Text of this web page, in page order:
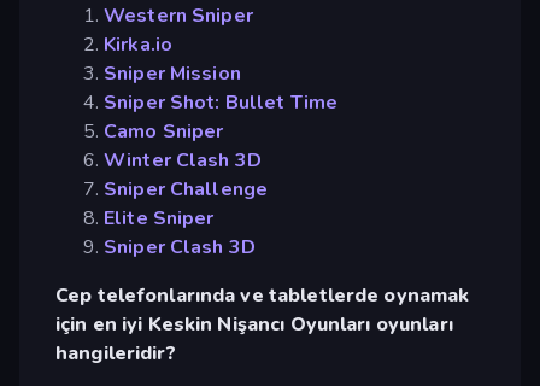
Western Sniper
Kirka.io
Sniper Mission
Sniper Shot: Bullet Time
Camo Sniper
Winter Clash 3D
Sniper Challenge
Elite Sniper
Sniper Clash 3D
Cep telefonlarında ve tabletlerde oynamak
için en iyi Keskin Nişancı Oyunları oyunları
hangileridir?